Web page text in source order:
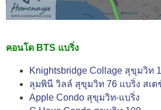
คอนโด BTS แบริ่ง
Knightsbridge Collage สุขุมวิท
ลุมพินี วิลล์ สุขุมวิท 76 แบริ่ง สเ
Apple Condo สุขุมวิท-แบริ่ง